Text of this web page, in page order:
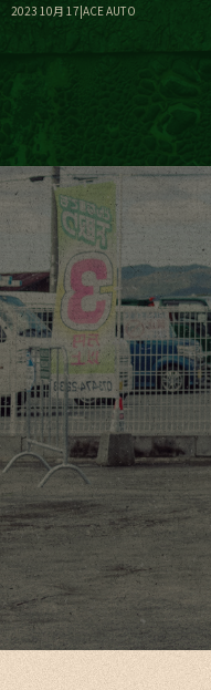
2023 10月 17|ACE AUTO